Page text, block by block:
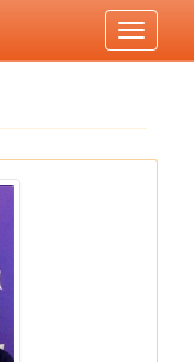
Toggle